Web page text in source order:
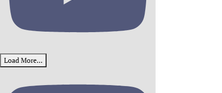
Load More...